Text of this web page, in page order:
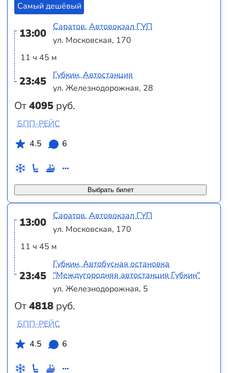
Самый дешёвый
13:00
11 ч 45 м
23:45
От4095 руб.
Саратов, Автовокзал ГУП
ул. Московская, 170
Губкин, Автостанция
ул. Железнодорожная, 28
Выбрать билет
БПП-РЕЙС
4.5
6
13:00
11 ч 45 м
23:45
От4818 руб.
Саратов, Автовокзал ГУП
ул. Московская, 170
Губкин, Автобусная остановка
"Междугородняя автостанция Губкин"
ул. Железнодорожная, 5
БПП-РЕЙС
4.5
6